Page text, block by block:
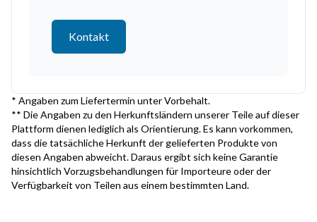
Kontakt
* Angaben zum Liefertermin unter Vorbehalt.
** Die Angaben zu den Herkunftsländern unserer Teile auf dieser
Plattform dienen lediglich als Orientierung. Es kann vorkommen,
dass die tatsächliche Herkunft der gelieferten Produkte von
diesen Angaben abweicht. Daraus ergibt sich keine Garantie
hinsichtlich Vorzugsbehandlungen für Importeure oder der
Verfügbarkeit von Teilen aus einem bestimmten Land.